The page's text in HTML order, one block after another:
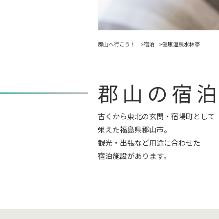
郡山へ行こう！ 宿泊 健康温泉水林亭
郡山の宿
古くから東北の玄関・宿場町として
栄えた福島県郡山市。
観光・出張など用途に合わせた
宿泊施設があります。